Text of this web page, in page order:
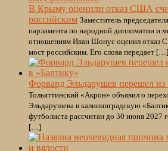
В Крыму оценили отказ США
российским Заместитель
парламента по народной дипломатии и
отношениям Иван Шонус оценил отказ
мост российским. Его слова передает […]
Форвард Эльдарушев перешел из
Тольяттинский «Акрон» объявил о
Эльдарушева в калининградскую
футболиста рассчитан до 30 июня 2027
[…]